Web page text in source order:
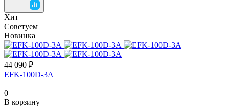
Хит
Советуем
Новинка
44 090 ₽
EFK-100D-3A
0
В корзину